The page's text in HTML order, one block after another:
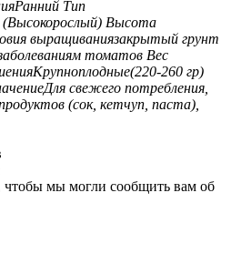
Ранний Тип
Высота
выращиваниязакрытый грунт
томатов Вес
Крупноплодные(220-260 гр)
Для свежего потребления,
(сок, кетчуп, паста),
чтобы мы могли сообщить вам об